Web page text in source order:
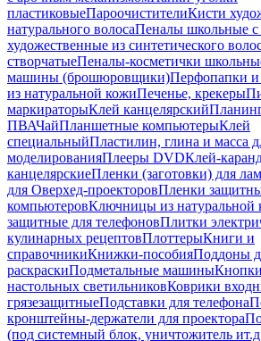
пластиковыеПароочистителиКисти
натурального волосаПеналы школьные с
художественные из синтетического
створчатыеПеналы-косметички
машины (брошюровщики)Перфопапки и
из натуральной кожиПеченье, крекеры
маркираторыКлей канцелярский
ПВАЧайПланшетные компьютерыКлей
специальныйПластилин, глина и масса
моделированияПлееры DVDКлей-
канцелярскиеПленки (заготовки) для
для Оверхед-проекторовПленки
компьютеровКлючницы из натуральной
защитные для телефоновПлитки
кулинарных рецептовПлоттерыКниги и
справочникиКнижки-пособияПоддоны
раскраскиПодметальные машиныКнопки
настольных светильниковКоврики
грязезащитныеПодставки для телефона
кронштейны-держатели для проектора
(под системный блок, уничтожитель